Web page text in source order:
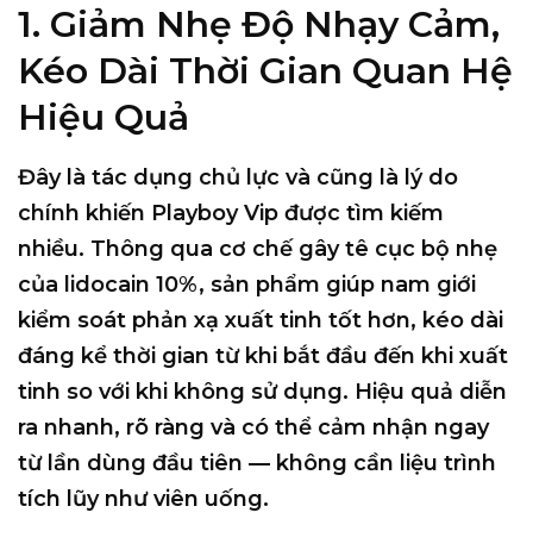
1. Giảm Nhẹ Độ Nhạy Cảm,
Kéo Dài Thời Gian Quan Hệ
Hiệu Quả
Đây là tác dụng chủ lực và cũng là lý do
chính khiến Playboy Vip được tìm kiếm
nhiều. Thông qua cơ chế gây tê cục bộ nhẹ
của lidocain 10%, sản phẩm giúp nam giới
kiểm soát phản xạ xuất tinh tốt hơn, kéo dài
đáng kể thời gian từ khi bắt đầu đến khi xuất
tinh so với khi không sử dụng. Hiệu quả diễn
ra nhanh, rõ ràng và có thể cảm nhận ngay
từ lần dùng đầu tiên — không cần liệu trình
tích lũy như viên uống.